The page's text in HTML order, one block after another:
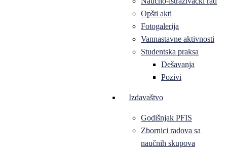
Opšti akti
Fotogalerija
Vannastavne aktivnosti
Studentska praksa
Dešavanja
Pozivi
Izdavaštvo
Godišnjak PFIS
Zbornici radova sa
naučnih skupova